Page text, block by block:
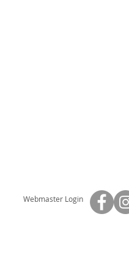
Webmaster Login